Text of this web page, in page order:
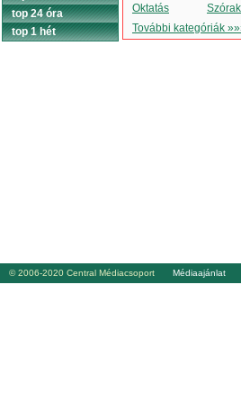
Oktatás
További kategóriák
top 24 óra
top 1 hét
© 2006-2020 Central Médiacsoport Médiaajánlat